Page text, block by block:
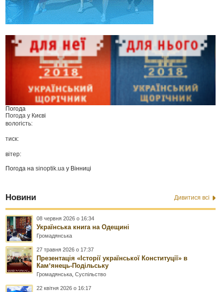
Погода
Погода у Києві
вологість:
тиск:
вітер:
Погода наsinoptik.ua у Вінниці
Новини Дивитися всі
08 червня 2026 о 16:34
Українська книга на Одещині
Громадянська
27 травня 2026 о 17:37
Презентація «Історії української Конституції» в
Камʼянець-Подільську
Громадянська ,Суспільство
22 квітня 2026 о 16:17